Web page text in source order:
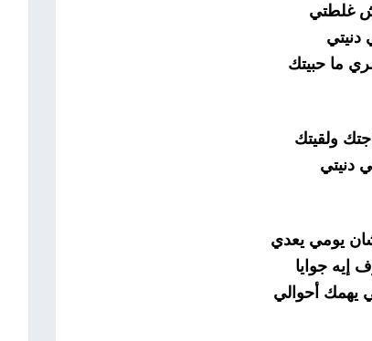
غلطتي
دنيتي
ما حبيتك
ولقيتك
دنيتي
يومي يعدي
إيه جوايا
يهمك أحوالي